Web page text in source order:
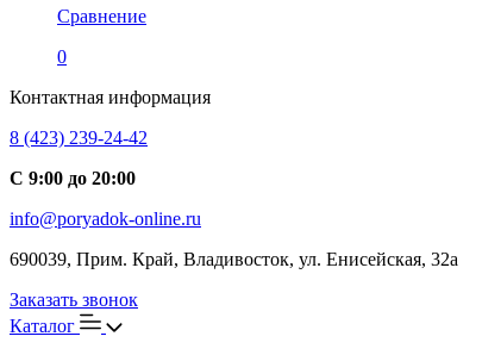
Сравнение
0
Контактная информация
8 (423) 239-24-42
С 9:00 до 20:00
info@poryadok-online.ru
690039, Прим. Край, Владивосток, ул. Енисейская, 32а
Заказать звонок
Каталог